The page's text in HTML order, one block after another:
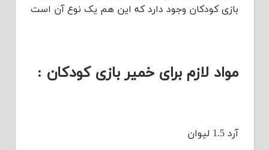
بازی کودکان وجود دارد که این هم یک نوع آن است
مواد لازم برای خمیر بازی کودکان :
آرد 1.5 لیوان